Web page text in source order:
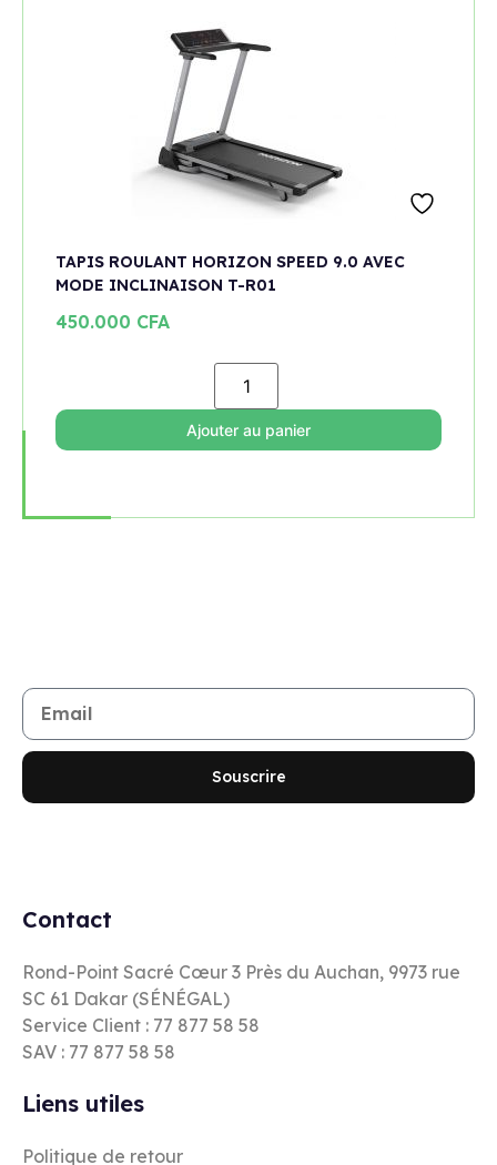
TAPIS ROULANT HORIZON SPEED 9.0 AVEC
MODE INCLINAISON T-R01
450.000 CFA
Ajouter au panier
Souscrire
Contact
Rond-Point Sacré Cœur 3 Près du Auchan, 9973 rue
SC 61 Dakar (SÉNÉGAL)
Service Client : 77 877 58 58
SAV : 77 877 58 58
Liens utiles
Politique de retour